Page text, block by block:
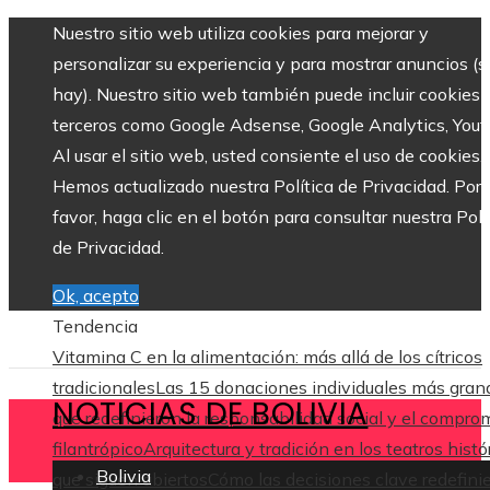
Nuestro sitio web utiliza cookies para mejorar y
personalizar su experiencia y para mostrar anuncios
hay). Nuestro sitio web también puede incluir cookies
terceros como Google Adsense, Google Analytics,
Al usar el sitio web, usted consiente el uso de cookies.
Hemos actualizado nuestra Política de Privacidad. Por
favor, haga clic en el botón para consultar nuestra
de Privacidad.
Ok, acepto
Tendencia
Vitamina C en la alimentación: más allá de los cítricos
tradicionalesLas 15 donaciones individuales más
que redefinieron la responsabilidad social y el
filantrópicoArquitectura y tradición en los teatros
que siguen abiertos
Cómo las decisiones clave
NOTICIAS DE BOLIVIA
Bolivia